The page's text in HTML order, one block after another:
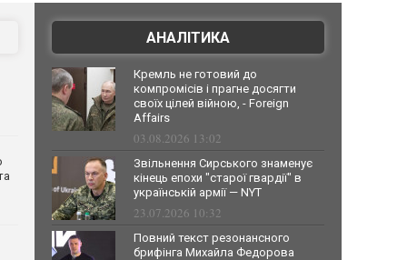
АНАЛІТИКА
Кремль не готовий до
компромісів і прагне досягти
своїх цілей війною, - Foreign
Affairs
03.08.2026 13:02
Звільнення Сирського знаменує
кінець епохи "старої гвардії" в
українській армії — NYT
23.07.2026 10:32
Повний текст резонансного
брифінга Михайла Федорова